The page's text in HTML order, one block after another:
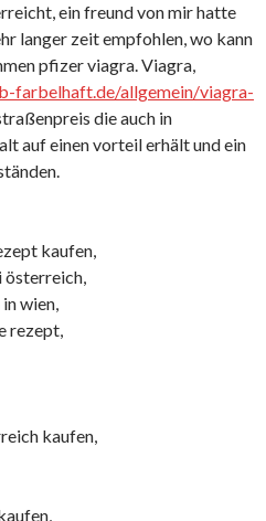
ein freund von mir hatte
langer zeit empfohlen, wo kann
pfizer viagra. Viagra,
farbelhaft.de/allgemein/viagra-
die auch in
auf einen vorteil erhält und ein
kaufen,
österreich,
wien,
rezept,
kaufen,